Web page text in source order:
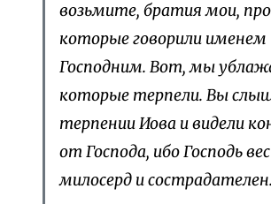
возьмите, братия мои,
которые говорили именем
Господним. Вот, мы
которые терпели. Вы
терпении Иова и видели
от Господа, ибо Господь
милосерд и сострадателен.